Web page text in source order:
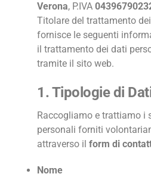
Verona, P.IVA
Titolare del trattamento
fornisce le seguenti
il trattamento dei dati
tramite il sito web.
1. Tipologie di
Raccogliamo e trattiamo i
personali forniti
attraverso ilform di
Nome